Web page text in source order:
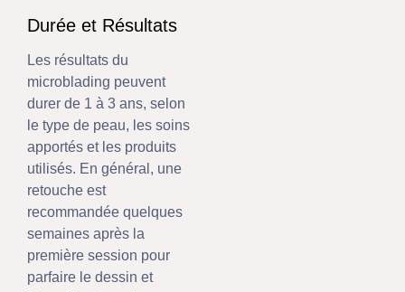
Durée et Résultats
Les résultats du
microblading peuvent
durer de 1 à 3 ans, selon
le type de peau, les soins
apportés et les produits
utilisés. En général, une
retouche est
recommandée quelques
semaines après la
première session pour
parfaire le dessin et